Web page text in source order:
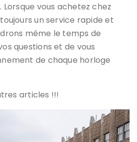
vous achetez chez
un service rapide et
même le temps de
questions et de vous
de chaque horloge
articles !!!